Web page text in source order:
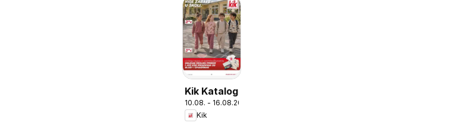
Kik Katalog
10.08. - 16.08.2026
Kik